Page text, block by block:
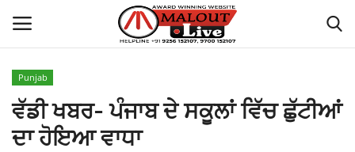
Home
Punjab
ਵੱਡੀ ਖਬਰ- ਪੰਜਾਬ ਦੇ ਸਕੂਲਾਂ ਵਿੱਚ ਛੁੱਟੀਆਂ
ਦਾ ਹੋਇਆ ਵਾਧਾ